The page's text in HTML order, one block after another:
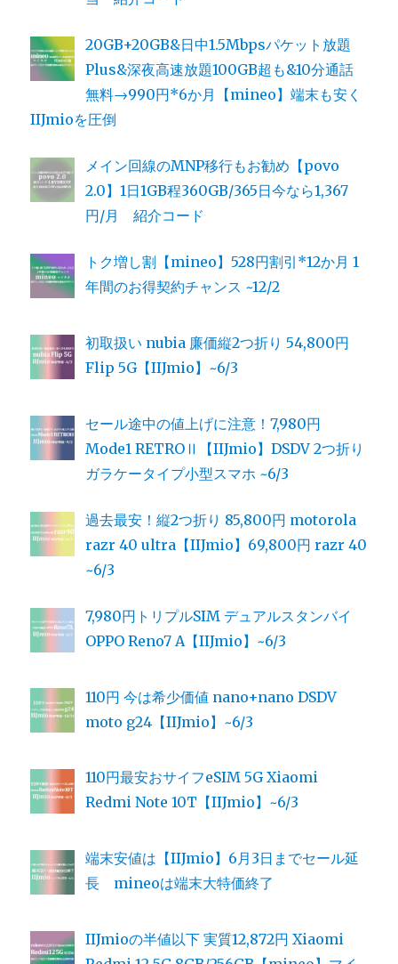
20GB+20GB&日中1.5Mbpsパケット放題
Plus&深夜高速放題100GB超も&10分通話
無料→990円*6か月【mineo】端末も安く
IIJmioを圧倒
メイン回線のMNP移行もお勧め【povo
2.0】1日1GB程360GB/365日今なら1,367
円/月 紹介コード
トク増し割【mineo】528円割引*12か月 1
年間のお得契約チャンス ~12/2
初取扱い nubia 廉価縦2つ折り 54,800円
Flip 5G【IIJmio】~6/3
セール途中の値上げに注意！7,980円
Mode1 RETROⅡ【IIJmio】DSDV 2つ折り
ガラケータイプ小型スマホ ~6/3
過去最安！縦2つ折り 85,800円 motorola
razr 40 ultra【IIJmio】69,800円 razr 40
~6/3
7,980円トリプルSIM デュアルスタンバイ
OPPO Reno7 A【IIJmio】~6/3
110円 今は希少価値 nano+nano DSDV
moto g24【IIJmio】~6/3
110円最安おサイフeSIM 5G Xiaomi
Redmi Note 10T【IIJmio】~6/3
端末安値は【IIJmio】6月3日までセール延
長 mineoは端末大特価終了
IIJmioの半値以下 実質12,872円 Xiaomi